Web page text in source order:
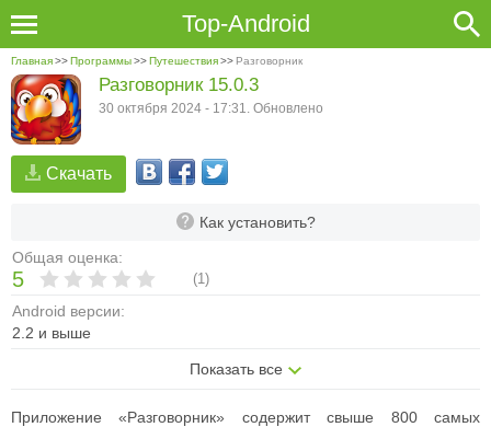
Top-Android
Главная>>Программы>>Путешествия>> Разговорник
Скачать
Как установить?
Общая оценка:
5 (1)
Android версии:
2.2 и выше
Показать все
Разговорник 15.0.3
30 октября 2024 - 17:31. Обновлено
Приложение «Разговорник» содержит свыше 800 самых